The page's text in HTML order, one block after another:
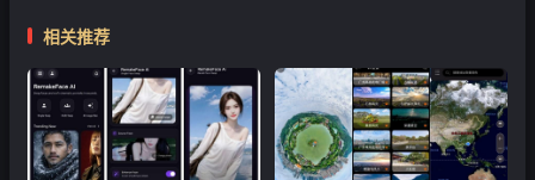
相关推荐